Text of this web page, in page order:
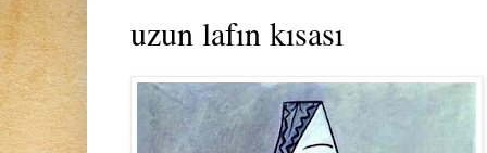
uzun lafın kısası